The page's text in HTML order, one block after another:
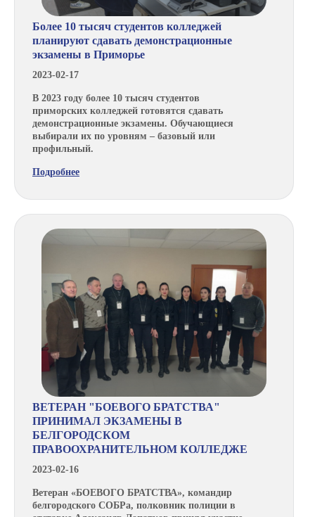
Более 10 тысяч студентов колледжей
планируют сдавать демонстрационные
экзамены в Приморье
2023-02-17
В 2023 году более 10 тысяч студентов
приморских колледжей готовятся сдавать
демонстрационные экзамены. Обучающиеся
выбирали их по уровням – базовый или
профильный.
Подробнее
ВЕТЕРАН "БОЕВОГО БРАТСТВА"
ПРИНИМАЛ ЭКЗАМЕНЫ В
БЕЛГОРОДСКОМ
ПРАВООХРАНИТЕЛЬНОМ КОЛЛЕДЖЕ
2023-02-16
Ветеран «БОЕВОГО БРАТСТВА», командир
белгородского СОБРа, полковник полиции в